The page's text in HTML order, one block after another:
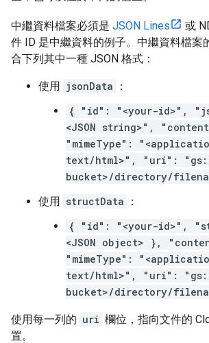
中繼資料檔案必須是 JSON Lines
或
件 ID 是中繼資料的例子。中繼資料檔案
合下列其中一種 JSON 格式：
使用 jsonData
：
{ "id": "<your-id>",
<JSON string>",
"mimeType":
text/html>", "uri":
bucket>/directory/
使用 structData
：
{ "id": "<your-id>",
<JSON object> },
"mimeType":
text/html>", "uri":
bucket>/directory/
使用每一列的 uri 欄位，指向文件的
置。